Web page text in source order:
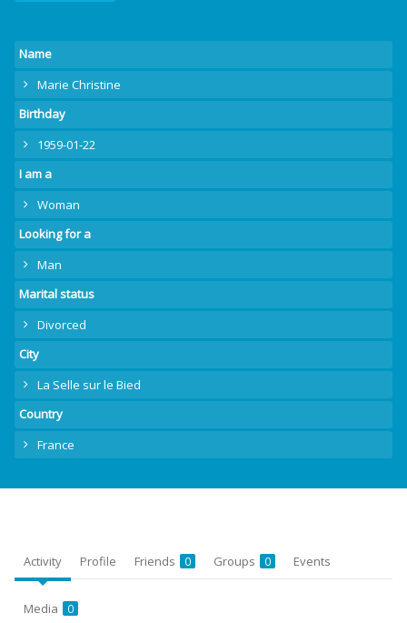
Name
Marie Christine
Birthday
1959-01-22
I am a
Woman
Looking for a
Man
Marital status
Divorced
City
La Selle sur le Bied
Country
France
Activity Profile Friends 0 Groups 0 Events
Media 0